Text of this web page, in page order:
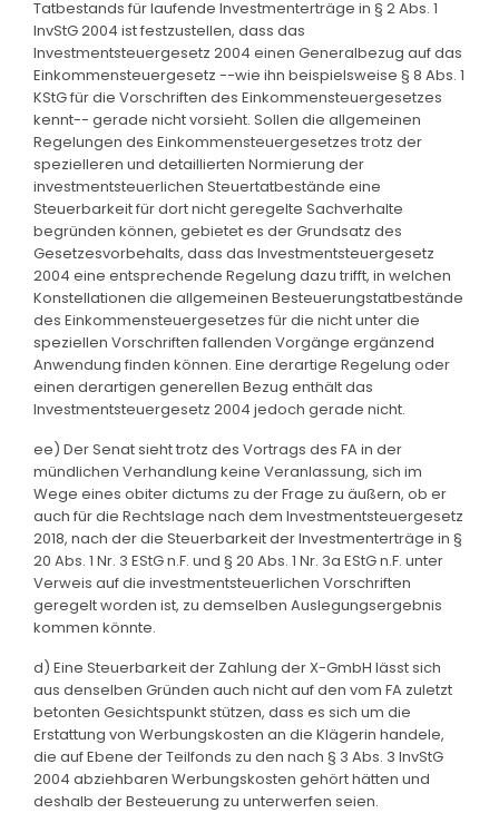
Tatbestands für laufende Investmenterträge in § 2 Abs. 1
InvStG 2004 ist festzustellen, dass das
Investmentsteuergesetz 2004 einen Generalbezug auf das
Einkommensteuergesetz --wie ihn beispielsweise § 8 Abs. 1
KStG für die Vorschriften des Einkommensteuergesetzes
kennt-- gerade nicht vorsieht. Sollen die allgemeinen
Regelungen des Einkommensteuergesetzes trotz der
spezielleren und detaillierten Normierung der
investmentsteuerlichen Steuertatbestände eine
Steuerbarkeit für dort nicht geregelte Sachverhalte
begründen können, gebietet es der Grundsatz des
Gesetzesvorbehalts, dass das Investmentsteuergesetz
2004 eine entsprechende Regelung dazu trifft, in welchen
Konstellationen die allgemeinen Besteuerungstatbestände
des Einkommensteuergesetzes für die nicht unter die
speziellen Vorschriften fallenden Vorgänge ergänzend
Anwendung finden können. Eine derartige Regelung oder
einen derartigen generellen Bezug enthält das
Investmentsteuergesetz 2004 jedoch gerade nicht.
ee) Der Senat sieht trotz des Vortrags des FA in der
mündlichen Verhandlung keine Veranlassung, sich im
Wege eines obiter dictums zu der Frage zu äußern, ob er
auch für die Rechtslage nach dem Investmentsteuergesetz
2018, nach der die Steuerbarkeit der Investmenterträge in §
20 Abs. 1 Nr. 3 EStG n.F. und § 20 Abs. 1 Nr. 3a EStG n.F. unter
Verweis auf die investmentsteuerlichen Vorschriften
geregelt worden ist, zu demselben Auslegungsergebnis
kommen könnte.
d) Eine Steuerbarkeit der Zahlung der X-GmbH lässt sich
aus denselben Gründen auch nicht auf den vom FA zuletzt
betonten Gesichtspunkt stützen, dass es sich um die
Erstattung von Werbungskosten an die Klägerin handele,
die auf Ebene der Teilfonds zu den nach § 3 Abs. 3 InvStG
2004 abziehbaren Werbungskosten gehört hätten und
deshalb der Besteuerung zu unterwerfen seien.